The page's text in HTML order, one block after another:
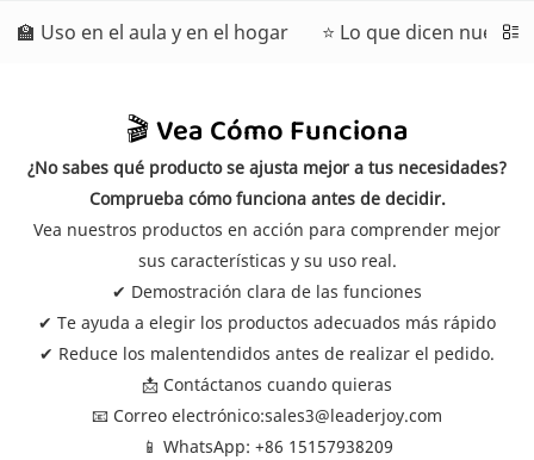
🏫 Uso en el aula y en el hogar ⭐ Lo que dicen
🎬 Vea Cómo Funciona
¿No sabes qué producto se ajusta mejor a tus necesidades?
Comprueba cómo funciona antes de decidir.
Vea nuestros productos en acción para comprender mejor
sus características y su uso real.
✔ Demostración clara de las funciones
✔ Te ayuda a elegir los productos adecuados más rápido
✔ Reduce los malentendidos antes de realizar el pedido.
📩 Contáctanos cuando quieras
📧 Correo electrónico:sales3@leaderjoy.com
📱 WhatsApp: +86 15157938209